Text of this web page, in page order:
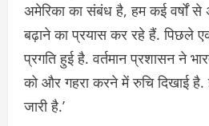
अमेरिका का संबंध है, हम कई वर्षों से
बढ़ाने का प्रयास कर रहे हैं. पिछले
प्रगति हुई है. वर्तमान प्रशासन ने
को और गहरा करने में रुचि दिखाई है.
जारी है.’